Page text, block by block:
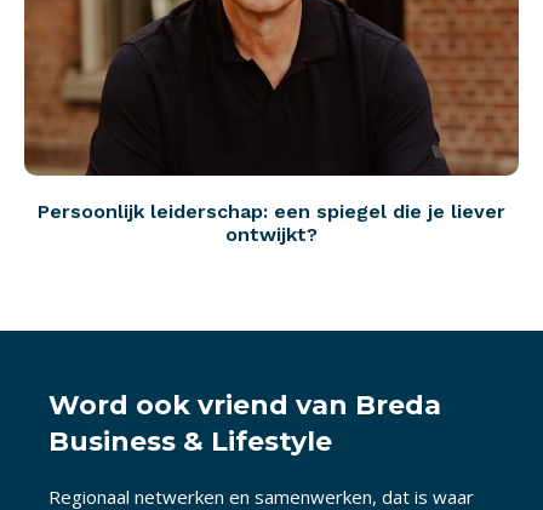
Persoonlijk leiderschap: een spiegel die je liever
ontwijkt?
Word ook vriend van Breda
Business & Lifestyle
Regionaal netwerken en samenwerken, dat is waar